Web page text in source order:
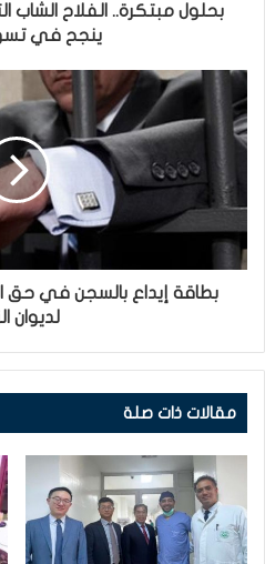
بحلول مبتكرة.. الفلاح
ينجح في
بطاقة إيداع بالسجن في حق
لديوان
مقالات ذات صلة